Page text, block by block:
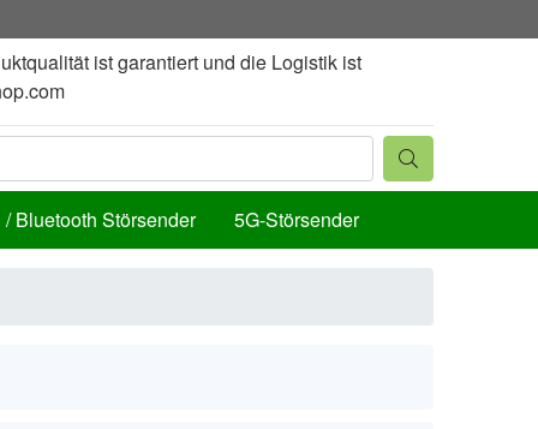
ist garantiert und die Logistik ist
Bluetooth Störsender 5G-Störsender